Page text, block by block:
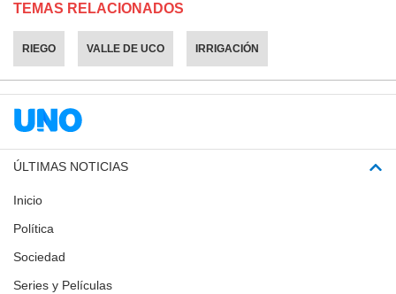
TEMAS RELACIONADOS
RIEGO VALLE DE UCO IRRIGACIÓN
ÚLTIMAS NOTICIAS
Inicio
Política
Sociedad
Series y Películas